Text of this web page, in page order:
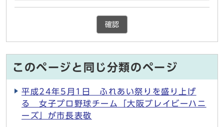
確認
このページと同じ分類のページ
平成24年5月1日 ふれあい祭りを盛り上げ
る 女子プロ野球チーム「大阪ブレイビーハニ
ーズ」が市長表敬